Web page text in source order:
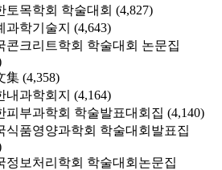
토목학회 학술대회 (4,827)
과학기술지 (4,643)
콘크리트학회 학술대회 논문집
集 (4,358)
내과학회지 (4,164)
피부과학회 학술발표대회집 (4,140)
식품영양과학회 학술대회발표집
정보처리학회 학술대회논문집